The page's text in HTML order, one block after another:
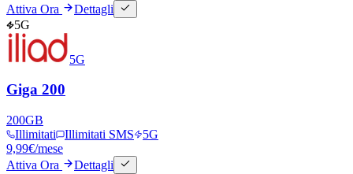
Attiva Ora
Dettagli
5G
5G
Giga 200
200GB
Illimitati
Illimitati SMS
5G
9,99€/mese
Attiva Ora
Dettagli